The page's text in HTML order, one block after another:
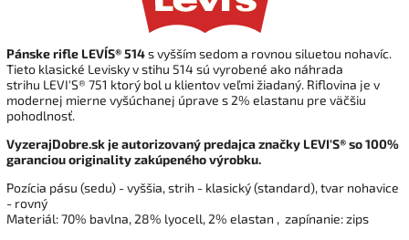
Pánske rifle LEVI´S® 514s vyšším sedom a rovnou siluetou nohavíc.
Tieto klasické Levisky v stihu 514 sú vyrobené ako náhrada
strihu LEVI'S® 751 ktorý bol u klientov veľmi žiadaný. Riflovina je v
modernej mierne vyšúchanej úprave s 2% elastanu pre väčšiu
pohodlnosť.
VyzerajDobre.sk je autorizovaný predajca značky LEVI'S® so 100%
garanciou originality zakúpeného výrobku.
Pozícia pásu (sedu) - vyššia, strih - klasický (standard), tvar nohavice
- rovný
Materiál:70% bavlna, 28% lyocell, 2% elastan , zapínanie: zips